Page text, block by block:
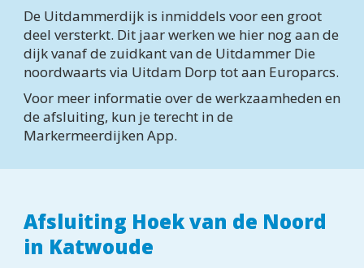
De Uitdammerdijk is inmiddels voor een groot
deel versterkt. Dit jaar werken we hier nog aan de
dijk vanaf de zuidkant van de Uitdammer Die
noordwaarts via Uitdam Dorp tot aan Europarcs.
Voor meer informatie over de werkzaamheden en
de afsluiting, kun je terecht in de
Markermeerdijken App.
Afsluiting Hoek van de Noord
in Katwoude